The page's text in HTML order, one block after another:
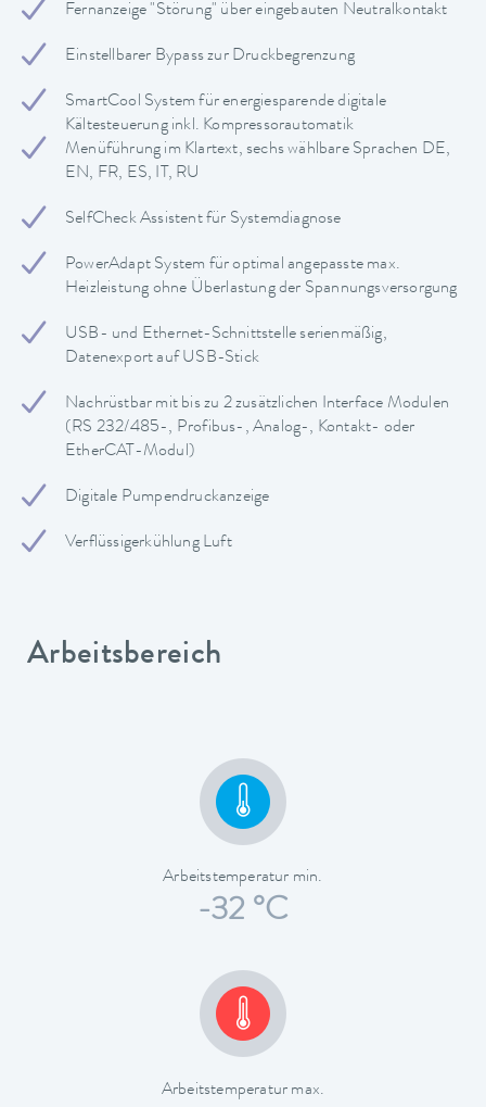
Fernanzeige "Störung" über eingebauten Neutralkontakt
Einstellbarer Bypass zur Druckbegrenzung
SmartCool System für energiesparende digitale
Kältesteuerung inkl. Kompressorautomatik
Menüführung im Klartext, sechs wählbare Sprachen DE,
EN, FR, ES, IT, RU
SelfCheck Assistent für Systemdiagnose
PowerAdapt System für optimal angepasste max.
Heizleistung ohne Überlastung der Spannungsversorgung
USB- und Ethernet-Schnittstelle serienmäßig,
Datenexport auf USB-Stick
Nachrüstbar mit bis zu 2 zusätzlichen Interface Modulen
(RS 232/485-, Profibus-, Analog-, Kontakt- oder
EtherCAT-Modul)
Digitale Pumpendruckanzeige
Verflüssigerkühlung Luft
Arbeitsbereich
Arbeitstemperatur min.
-32 °C
Arbeitstemperatur max.